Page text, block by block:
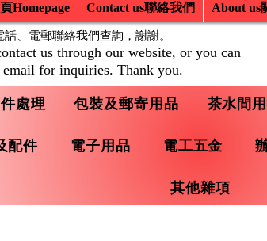
Homepage Contact us聯絡我們 About us
處理 包裝及郵寄用品 茶水間
配件 電子用品 電工五金
其他雜項
、電郵聯絡我們查詢， 謝謝。
us through our website, or you can
for inquiries. Thank you.